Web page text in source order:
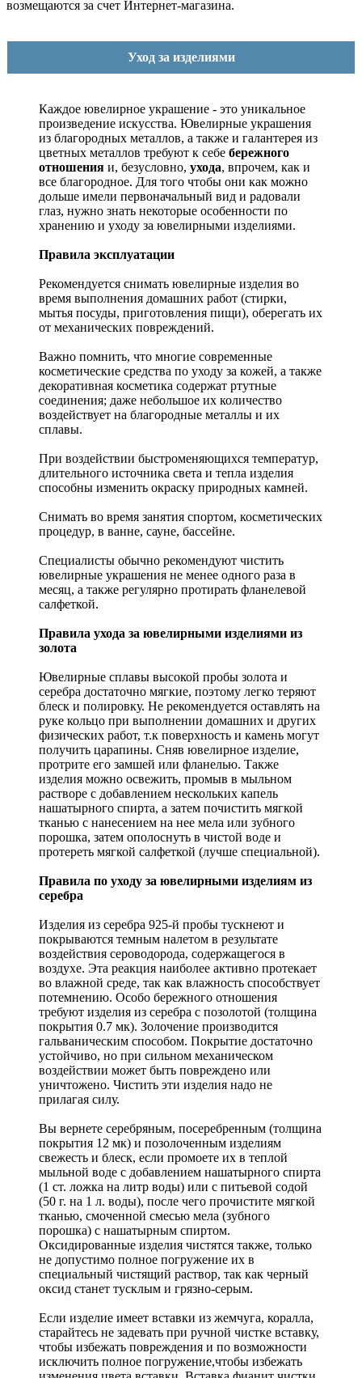
возмещаются за счет Интернет-магазина.
Уход за изделиями
Каждое ювелирное украшение - это уникальное
произведение искусства. Ювелирные украшения
из благородных металлов, а также и галантерея из
цветных металлов требуют к себе бережного
отношения и, безусловно, ухода, впрочем, как и
все благородное. Для того чтобы они как можно
дольше имели первоначальный вид и радовали
глаз, нужно знать некоторые особенности по
хранению и уходу за ювелирными изделиями.
Правила эксплуатации
Рекомендуется снимать ювелирные изделия во
время выполнения домашних работ (стирки,
мытья посуды, приготовления пищи), оберегать их
от механических повреждений.
Важно помнить, что многие современные
косметические средства по уходу за кожей, а также
декоративная косметика содержат ртутные
соединения; даже небольшое их количество
воздействует на благородные металлы и их
сплавы.
При воздействии быстроменяющихся температур,
длительного источника света и тепла изделия
способны изменить окраску природных камней.
Снимать во время занятия спортом, косметических
процедур, в ванне, сауне, бассейне.
Специалисты обычно рекомендуют чистить
ювелирные украшения не менее одного раза в
месяц, а также регулярно протирать фланелевой
салфеткой.
Правила ухода за ювелирными изделиями из
золота
Ювелирные сплавы высокой пробы золота и
серебра достаточно мягкие, поэтому легко теряют
блеск и полировку. Не рекомендуется оставлять на
руке кольцо при выполнении домашних и других
физических работ, т.к поверхность и камень могут
получить царапины. Сняв ювелирное изделие,
протрите его замшей или фланелью. Также
изделия можно освежить, промыв в мыльном
растворе с добавлением нескольких капель
нашатырного спирта, а затем почистить мягкой
тканью с нанесением на нее мела или зубного
порошка, затем ополоснуть в чистой воде и
протереть мягкой салфеткой (лучше специальной).
Правила по уходу за ювелирными изделиям из
серебра
Изделия из серебра 925-й пробы тускнеют и
покрываются темным налетом в результате
воздействия сероводорода, содержащегося в
воздухе. Эта реакция наиболее активно протекает
во влажной среде, так как влажность способствует
потемнению. Особо бережного отношения
требуют изделия из серебра с позолотой (толщина
покрытия 0.7 мк). Золочение производится
гальваническим способом. Покрытие достаточно
устойчиво, но при сильном механическом
воздействии может быть повреждено или
уничтожено. Чистить эти изделия надо не
прилагая силу.
Вы вернете серебряным, посеребренным (толщина
покрытия 12 мк) и позолоченным изделиям
свежесть и блеск, если промоете их в теплой
мыльной воде с добавлением нашатырного спирта
(1 ст. ложка на литр воды) или с питьевой содой
(50 г. на 1 л. воды), после чего прочистите мягкой
тканью, смоченной смесью мела (зубного
порошка) с нашатырным спиртом.
Оксидированные изделия чистятся также, только
не допустимо полное погружение их в
специальный чистящий раствор, так как черный
оксид станет тусклым и грязно-серым.
Если изделие имеет вставки из жемчуга, коралла,
старайтесь не задевать при ручной чистке вставку,
чтобы избежать повреждения и по возможности
исключить полное погружение,чтобы избежать